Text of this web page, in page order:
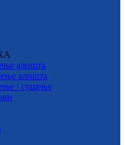
алишта
алишта
/ сушење